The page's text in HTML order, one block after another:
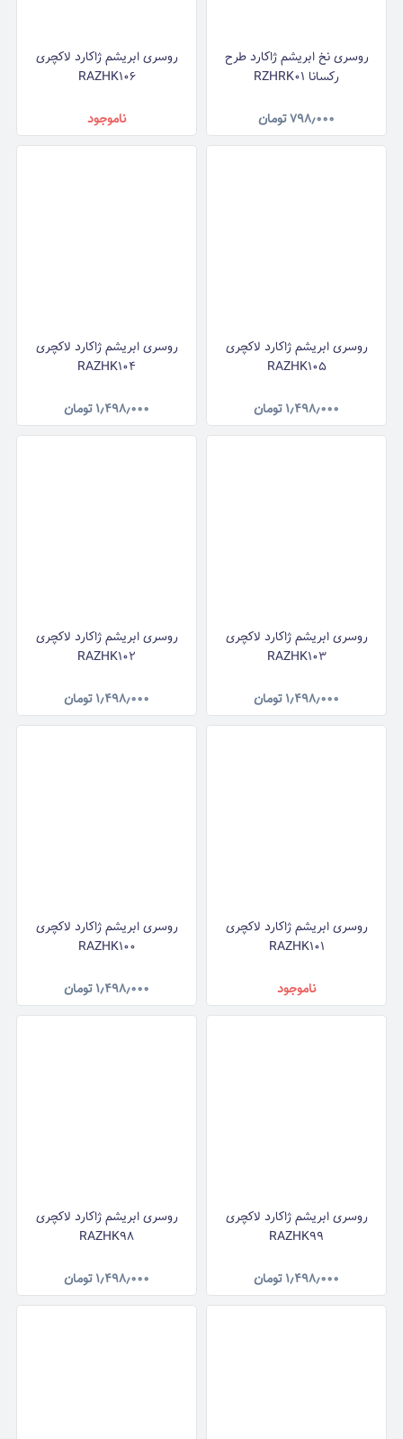
روسری نخ ابریشم ژاکارد طرح
رکسانا RZHRK01
۷۹۸٫۰۰۰تومان
روسری ابریشم ژاکارد لاکچری
RAZHK106
ناموجود
روسری ابریشم ژاکارد لاکچری
RAZHK105
۱٫۴۹۸٫۰۰۰ تومان
روسری ابریشم ژاکارد لاکچری
RAZHK104
۱٫۴۹۸٫۰۰۰ تومان
روسری ابریشم ژاکارد لاکچری
RAZHK103
۱٫۴۹۸٫۰۰۰ تومان
روسری ابریشم ژاکارد لاکچری
RAZHK102
۱٫۴۹۸٫۰۰۰ تومان
روسری ابریشم ژاکارد لاکچری
RAZHK101
ناموجود
روسری ابریشم ژاکارد لاکچری
RAZHK100
۱٫۴۹۸٫۰۰۰ تومان
روسری ابریشم ژاکارد لاکچری
RAZHK99
۱٫۴۹۸٫۰۰۰ تومان
روسری ابریشم ژاکارد لاکچری
RAZHK98
۱٫۴۹۸٫۰۰۰ تومان